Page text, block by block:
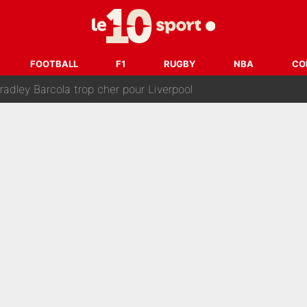
FOOTBALL F1 RUGBY NBA
la nomination de Zinedine Zidane, c'est au tour de son
et bientôt Fernando Alonso ? Le classement des pilotes les mieux
Barcola trop cher pour Liverpool